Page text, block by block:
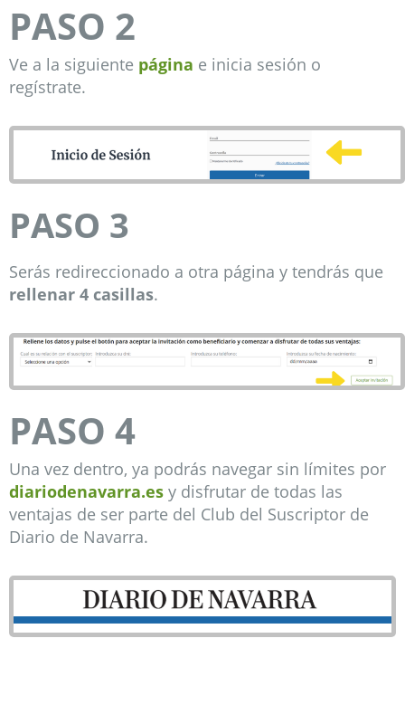
PASO 2
Ve a la siguiente página e inicia sesión o
regístrate.
PASO 3
Serás redireccionado a otra página y tendrás que
rellenar 4 casillas.
PASO 4
Una vez dentro, ya podrás navegar sin límites por
diariodenavarra.es y disfrutar de todas las
ventajas de ser parte del Club del Suscriptor de
Diario de Navarra.